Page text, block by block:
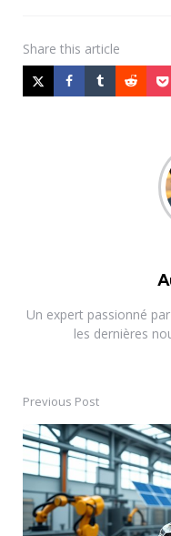
Share this article
Un expert passionné
les dernières
Post
navigation
Previous Post